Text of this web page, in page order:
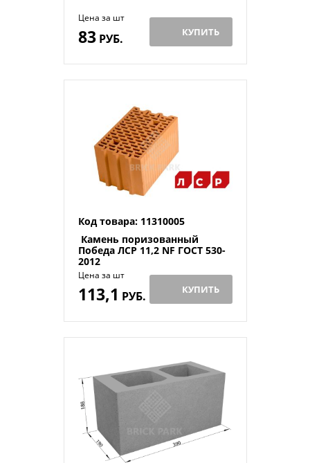
Цена за шт
83РУБ. КУПИТЬ
Код товара: 11310005
Камень поризованный
Победа ЛСР 11,2 NF ГОСТ 530-
2012
Цена за шт
113,1 РУБ. КУПИТЬ